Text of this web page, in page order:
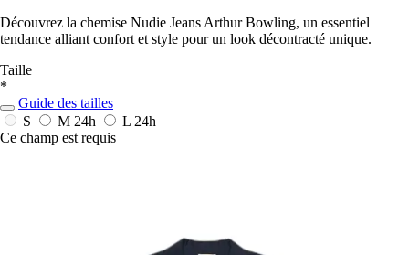
Découvrez la chemise Nudie Jeans Arthur Bowling, un essentiel
tendance alliant confort et style pour un look décontracté unique.
Taille
*
Guide des tailles
S
M 24h L 24h
Ce champ est requis